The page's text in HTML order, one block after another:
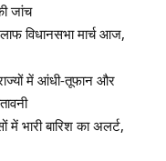
जांच
विधानसभा मार्च आज,
में आंधी-तूफान और
भारी बारिश का अलर्ट,